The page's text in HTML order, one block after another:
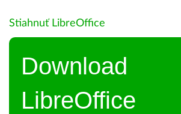
Stiahnuť LibreOffice
Download
LibreOffice